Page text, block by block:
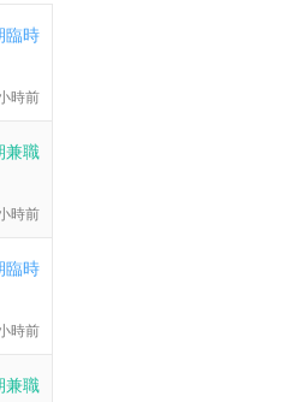
臨時
時前
兼職
時前
臨時
時前
兼職